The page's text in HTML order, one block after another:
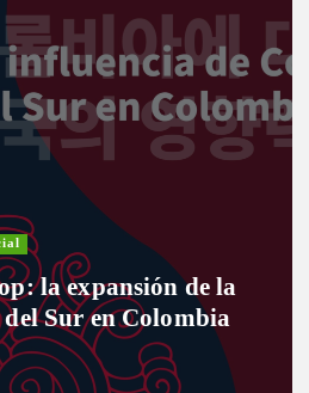
la expansión de la
Sur en Colombia